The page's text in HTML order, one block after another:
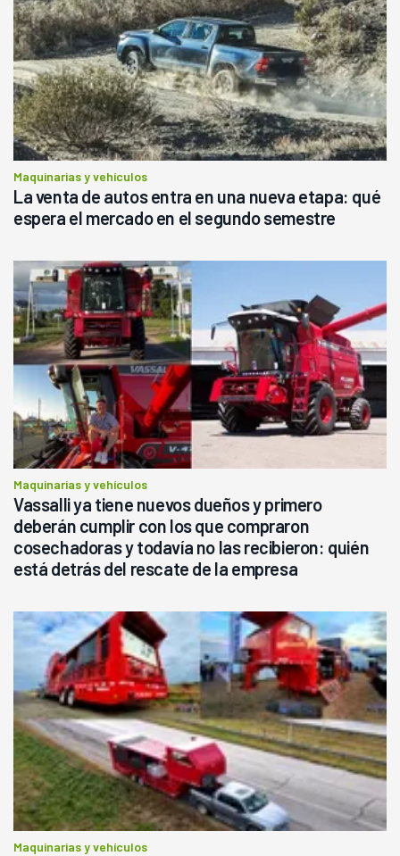
Maquinarias y vehículos
La venta de autos entra en una nueva etapa: qué
espera el mercado en el segundo semestre
Maquinarias y vehículos
Vassalli ya tiene nuevos dueños y primero
deberán cumplir con los que compraron
cosechadoras y todavía no las recibieron: quién
está detrás del rescate de la empresa
Maquinarias y vehículos